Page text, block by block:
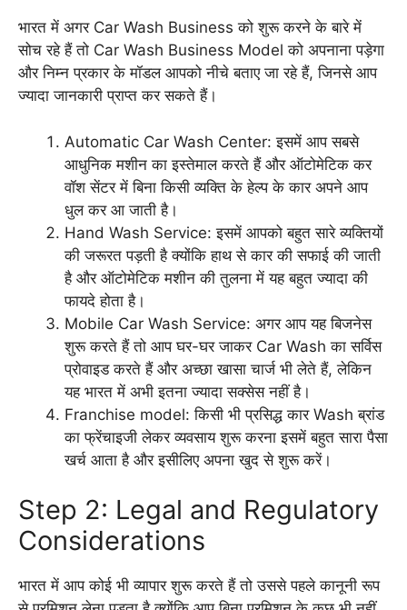
भारत में अगर Car Wash Business को शुरू करने के बारे में
सोच रहे हैं तो Car Wash Business Model को अपनाना पड़ेगा
और निम्न प्रकार के मॉडल आपको नीचे बताए जा रहे हैं, जिनसे आप
ज्यादा जानकारी प्राप्त कर सकते हैं।
Automatic Car Wash Center: इसमें आप सबसे
आधुनिक मशीन का इस्तेमाल करते हैं और ऑटोमेटिक कर
वॉश सेंटर में बिना किसी व्यक्ति के हेल्प के कार अपने आप
धुल कर आ जाती है।
Hand Wash Service: इसमें आपको बहुत सारे व्यक्तियों
की जरूरत पड़ती है क्योंकि हाथ से कार की सफाई की जाती
है और ऑटोमेटिक मशीन की तुलना में यह बहुत ज्यादा की
फायदे होता है।
Mobile Car Wash Service: अगर आप यह बिजनेस
शुरू करते हैं तो आप घर-घर जाकर Car Wash का सर्विस
प्रोवाइड करते हैं और अच्छा खासा चार्ज भी लेते हैं, लेकिन
यह भारत में अभी इतना ज्यादा सक्सेस नहीं है।
Franchise model: किसी भी प्रसिद्ध कार Wash ब्रांड
का फ्रेंचाइजी लेकर व्यवसाय शुरू करना इसमें बहुत सारा पैसा
खर्च आता है और इसीलिए अपना खुद से शुरू करें।
Step 2: Legal and Regulatory
Considerations
भारत में आप कोई भी व्यापार शुरू करते हैं तो उससे पहले कानूनी रूप